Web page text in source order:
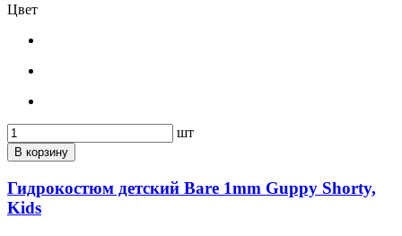
Цвет
шт
В корзину
Гидрокостюм детский Bare 1mm Guppy Shorty,
Kids